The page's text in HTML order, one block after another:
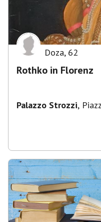
Doza, 62
Rothko in Florenz
Palazzo Strozzi,